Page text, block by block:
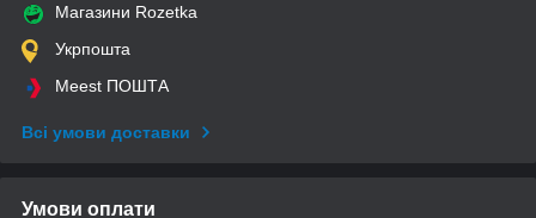
Магазини Rozetka
Укрпошта
Meest ПОШТА
Всі умови доставки
Умови оплати